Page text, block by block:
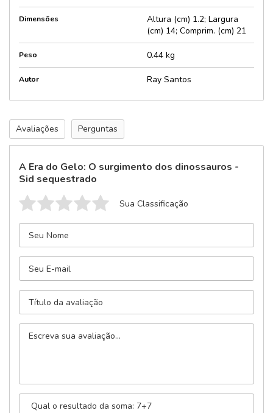
Dimensões
Altura (cm) 1.2; Largura
(cm) 14; Comprim. (cm) 21
Peso 0.44 kg
Autor Ray Santos
Avaliações Perguntas
A Era do Gelo: O surgimento dos dinossauros -
Sid sequestrado
Sua Classificação